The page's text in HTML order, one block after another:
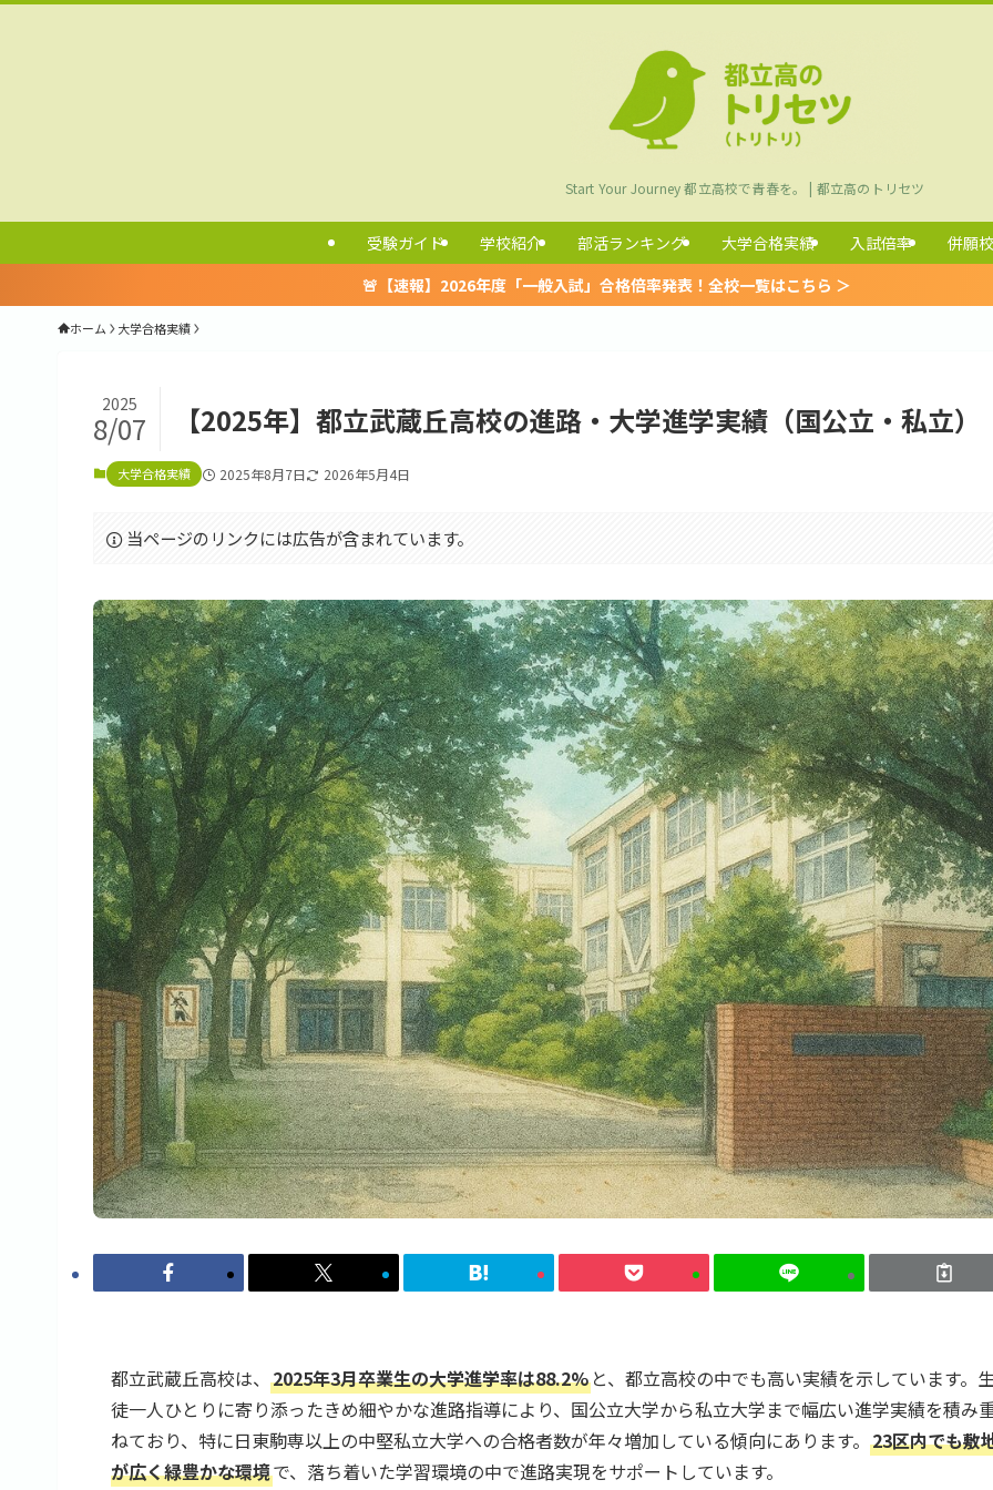
Start Your Journey 都立高校で青春を。 | 都立高のトリセツ
受験ガイド 学校紹介 部活ランキング 大学合格実績 入試倍率
併願
🚨【速報】2026年度「一般入試」合格倍率発表！全校一覧はこちら ＞
ホーム 大学合格実績
【2025年】都立武蔵丘高校の進路・大学進学実績（国公立・私立）
2025
8/07
大学合格実績 2025年8月7日 2026年5月4日
当ページのリンクには広告が含まれています。
都立武蔵丘高校は、 2025年3月卒業生の大学進学率は88.2% と、都立高校の中でも高い実績を示しています。
徒一人ひとりに寄り添ったきめ細やかな進路指導により、国公立大学から私立大学まで幅広い進学実績を積み
ねており、特に日東駒専以上の中堅私立大学への合格者数が年々増加している傾向にあります。 23区内でも敷
が広く緑豊かな環境で、落ち着いた学習環境の中で進路実現をサポートしています。